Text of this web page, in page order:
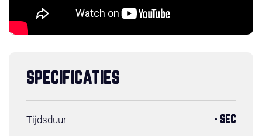
SPECIFICATIES
Tijdsduur - SEC